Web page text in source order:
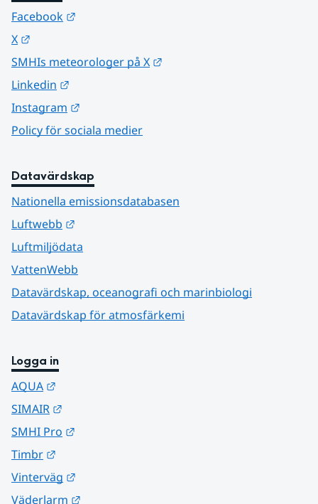
Facebook
X
SMHIs meteorologer på X
Linkedin
Instagram
Policy för sociala medier
Datavärdskap
Nationella emissionsdatabasen
Luftwebb
Luftmiljödata
VattenWebb
Datavärdskap, oceanografi och marinbiologi
Datavärdskap för atmosfärkemi
Logga in
AQUA
SIMAIR
SMHI Pro
Timbr
Vinterväg
Väderlarm